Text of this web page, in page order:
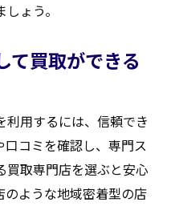
ょう。
て買取ができる
利用するには、信頼でき
口コミを確認し、専門ス
買取専門店を選ぶと安心
のような地域密着型の店